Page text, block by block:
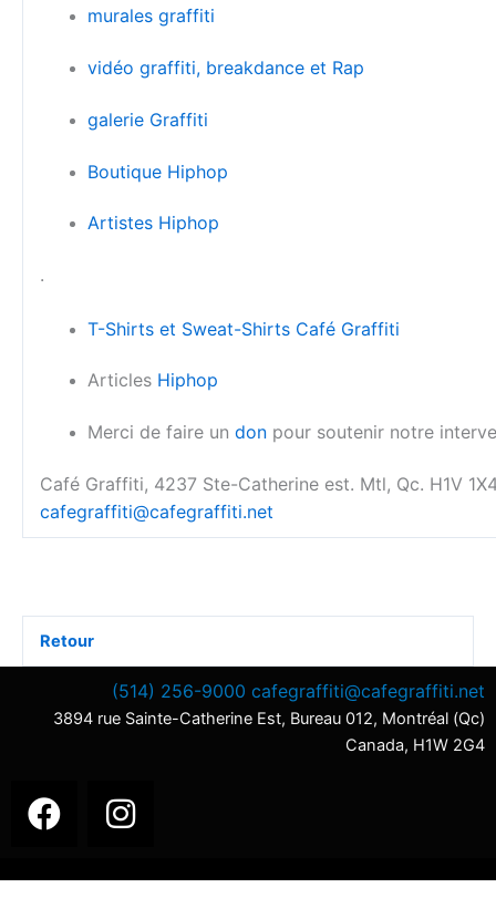
murales graffiti
vidéo graffiti, breakdance et Rap
galerie Graffiti
Boutique Hiphop
Artistes Hiphop
.
T-Shirts et Sweat-Shirts Café Graffiti
Articles Hiphop
Merci de faire undon pour soutenir notre
Café Graffiti, 4237 Ste-Catherine est. Mtl, Qc. H1V
cafegraffiti@cafegraffiti.net
Retour
(514) 256-9000 cafegraffiti@cafegraffiti.net
3894 rue Sainte-Catherine Est, Bureau 012, Montréal (Qc)
Canada, H1W 2G4
F
a
I
n